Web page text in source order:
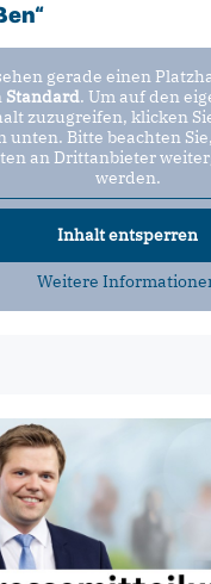
gerade einen
Standard. Um auf den
zuzugreifen, klicken
unten. Bitte beachten
an Drittanbieter
werden.
Inhalt entsperren
Weitere